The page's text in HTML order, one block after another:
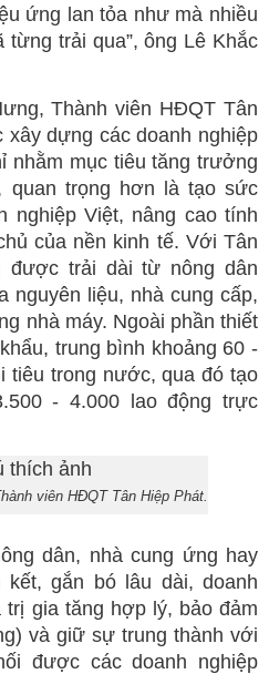
ứng lan tỏa như mà nhiều
từng trải qua”, ông Lê Khắc
Thành viên HĐQT Tân
xây dựng các doanh nghiệp
nhằm mục tiêu tăng trưởng
quan trọng hơn là tạo sức
nghiệp Việt, nâng cao tính
của nền kinh tế. Với Tân
được trải dài từ nông dân
nguyên liệu, nhà cung cấp,
nhà máy. Ngoài phần thiết
trung bình khoảng 60 -
tiêu trong nước, qua đó tạo
- 4.000 lao động trực
viên HĐQT Tân Hiệp Phát.
dân, nhà cung ứng hay
kết, gắn bó lâu dài, doanh
trị gia tăng hợp lý, bảo đảm
và giữ sự trung thành với
được các doanh nghiệp